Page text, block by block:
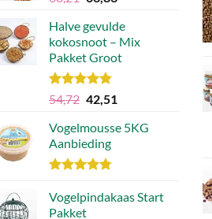
was:
€68,21.
is:
€63,83.
Halve gevulde
kokosnoot – Mix
Pakket Groot
Waardering
5.00
uit 5
54,72 Oorspronkelijke
was:
€54,72.
42,51
is:
Vogelmousse 5KG
Aanbieding
4.75uit 5
Vogelpindakaas Start
Pakket